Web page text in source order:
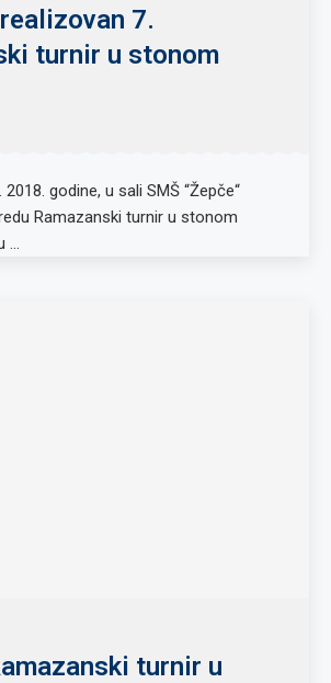
7.
turnir u stonom
godine, u sali SMŠ “Žepče“
Ramazanski turnir u stonom
…
turnir u